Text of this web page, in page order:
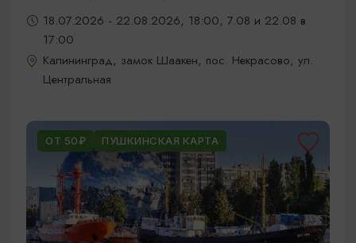
18.07.2026 - 22.08.2026, 18:00, 7.08 и 22.08 в
17:00
Калининград, замок Шаакен, пос. Некрасово, ул.
Центральная
ОТ 50₽ ПУШКИНСКАЯ КАРТА